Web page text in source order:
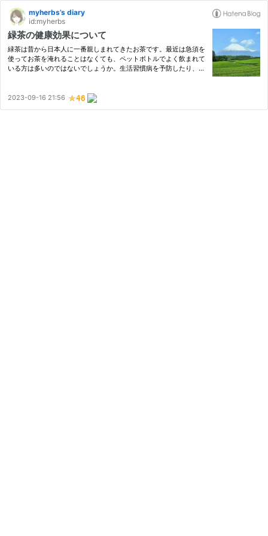
myherbs’s diary
id:myherbs
緑茶の健康効果について
緑茶は昔から日本人に一番親しまれてきたお茶です。最近は急須を
使ってお茶を淹れることはなくても、ペットボトルでよく飲まれて
いる方は多いのではないでしょうか。生活習慣病を予防したり、リ
2023-09-16 21:56